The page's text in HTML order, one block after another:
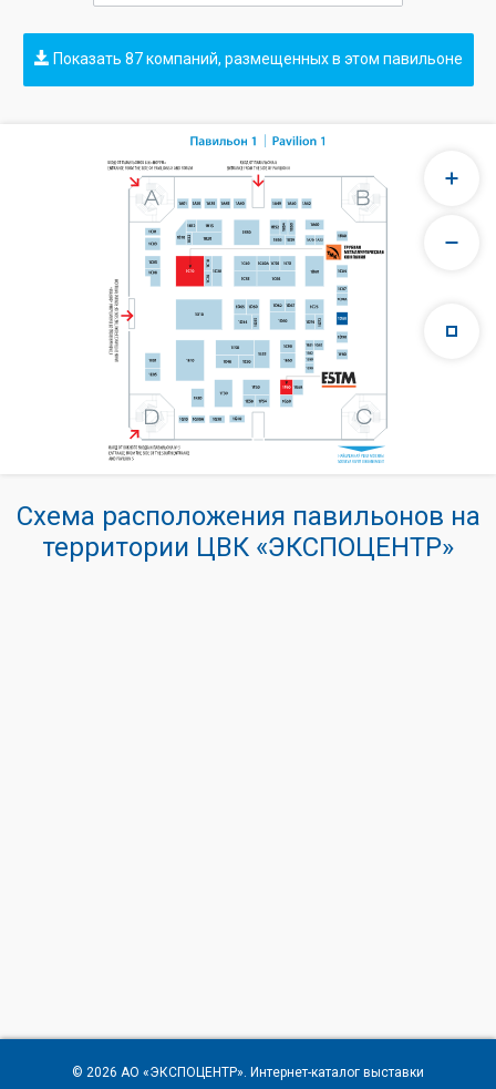
Показать 87 компаний, размещенных в этом павильоне
Схема расположения павильонов на
территории ЦВК «ЭКСПОЦЕНТР»
© 2026 АО «ЭКСПОЦЕНТР». Интернет-каталог выставки